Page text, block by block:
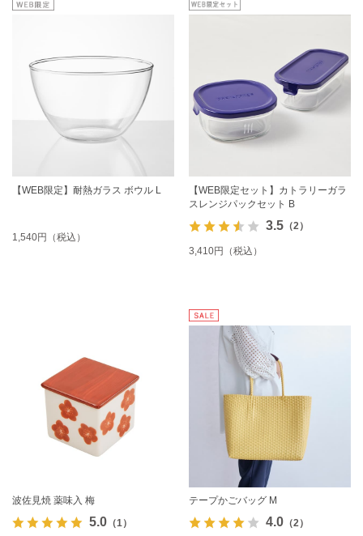
【WEB限定】耐熱ガラス ボウル L
1,540円（税込）
【WEB限定セット】カトラリーガラ
スレンジパックセット B
3.5（2）
3,410円（税込）
波佐見焼 薬味入 梅
5.0（1）
テープかごバッグ M
4.0（2）